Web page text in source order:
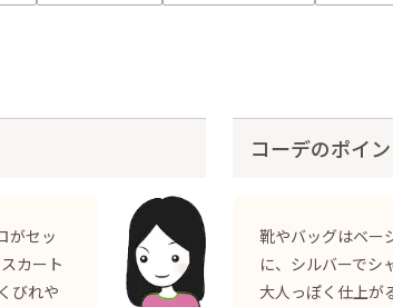
がセッ
カート
びれや
コーデのポイ
靴やバッグはベー
に、シルバーでシ
大人っぽく仕上が